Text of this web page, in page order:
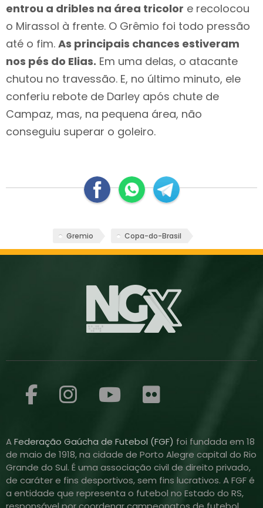
entrou a dribles na área tricolor e recolocou
o Mirassol à frente. O Grêmio foi todo pressão
até o fim. As principais chances estiveram
nos pés do Elias. Em uma delas, o atacante
chutou no travessão. E, no último minuto, ele
conferiu rebote de Darley após chute de
Campaz, mas, na pequena área, não
conseguiu superar o goleiro.
Gremio Copa-do-Brasil
AFederação Gaúcha de Futebol (FGF) foi fundada em 18
de maio de 1918, na cidade de Porto Alegre capital do Rio
Grande do Sul. É uma associação civil de direito privado,
de caráter e fins desportivos, sem fins lucrativos. A FGF é
a entidade que representa o futebol no Estado do RS,